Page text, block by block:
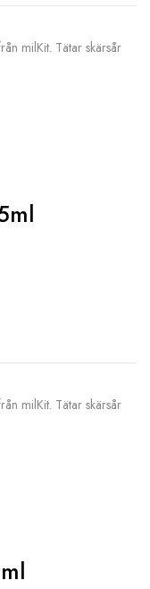
milKit. Tätar skärsår
milKit. Tätar skärsår